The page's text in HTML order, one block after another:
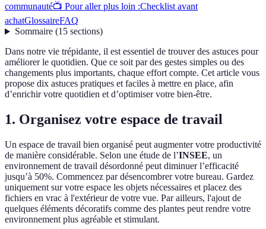
communauté📺 Pour aller plus loin :Checklist avant
achatGlossaireFAQ
Sommaire(15 sections)
Dans notre vie trépidante, il est essentiel de trouver des astuces pour
améliorer le quotidien. Que ce soit par des gestes simples ou des
changements plus importants, chaque effort compte. Cet article vous
propose dix astuces pratiques et faciles à mettre en place, afin
d’enrichir votre quotidien et d’optimiser votre bien-être.
1. Organisez votre espace de travail
Un espace de travail bien organisé peut augmenter votre productivité
de manière considérable. Selon une étude de l’INSEE, un
environnement de travail désordonné peut diminuer l’efficacité
jusqu’à 50%. Commencez par désencombrer votre bureau. Gardez
uniquement sur votre espace les objets nécessaires et placez des
fichiers en vrac à l'extérieur de votre vue. Par ailleurs, l'ajout de
quelques éléments décoratifs comme des plantes peut rendre votre
environnement plus agréable et stimulant.